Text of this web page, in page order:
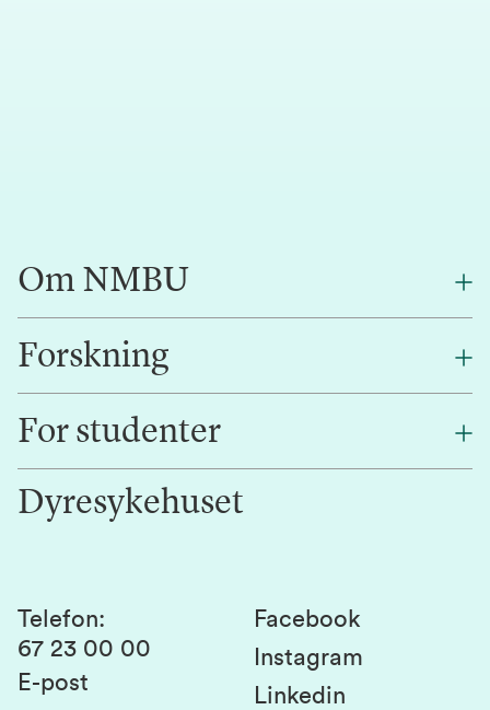
Om NMBU
Om oss
Alumni
Kontakt oss
Forskning
Forskning
Innovasjon
For studenter
Studentlivet
Studier og emner
Studenttinget
Dyresykehuset
Telefon:
67 23 00 00
E-post
Facebook
Instagram
Linkedin